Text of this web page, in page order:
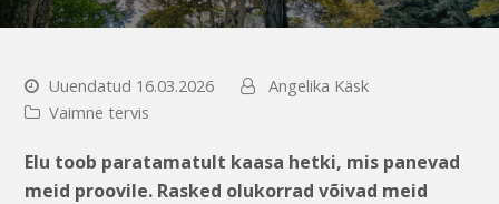
Uuendatud 16.03.2026
Angelika Käsk
Vaimne tervis
Elu toob paratamatult kaasa hetki, mis panevad
meid proovile. Rasked olukorrad võivad meid